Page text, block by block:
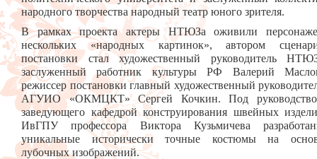
народного творчества народный театр юного зрителя.
В рамках проекта актеры НТЮЗа оживили
нескольких «народных картинок», автором
постановки стал художественный руководитель
заслуженный работник культуры РФ Валерий
режиссер постановки главный художественный
АГУИО «ОКМЦКТ» Сергей Кочкин. Под
заведующего кафедрой конструирования швейных
ИвГПУ профессора Виктора Кузьмичева
уникальные исторически точные костюмы на
лубочных изображений.